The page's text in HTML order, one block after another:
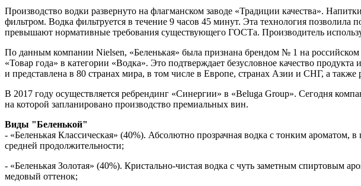
Производство водки развернуто на флагманском заводе «Традиции качества».
фильтром. Водка фильтруется в течение 9 часов 45 минут. Эта технология
превышают нормативные требования существующего ГОСТа. Производитель
По данным компании Nielsen, «Беленькая» была признана брендом № 1 на
«Товар года» в категории «Водка». Это подтверждает безусловное качество
и представлена в 80 странах мира, в том числе в Европе, странах Азии и СНГ, а также
В 2017 году осуществляется ребрендинг «Синергии» в «Beluga Group». Сегодня
на которой запланировано производство премиальных вин.
Виды "Беленькой"
- «Беленькая Классическая» (40%). Абсолютно прозрачная водка с тонким
средней продолжительности;
- «Беленькая Золотая» (40%). Кристально-чистая водка с чуть заметным спиртовым
медовый оттенок;